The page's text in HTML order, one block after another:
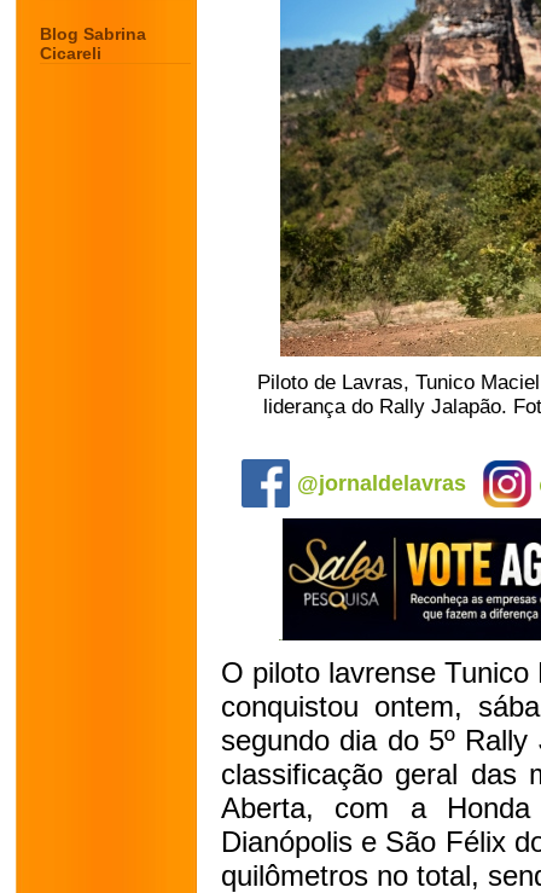
Blog Sabrina
Cicareli
Piloto de Lavras, Tunico
liderança do Rally Jalapão.
@jornaldelavras
O piloto lavrense
conquistou ontem,
segundo dia do 5º
classificação geral das
Aberta, com a
Dianópolis e São Félix
quilômetros no total,